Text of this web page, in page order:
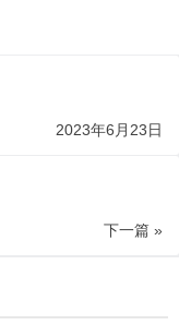
2023年6月23日
下一篇 »